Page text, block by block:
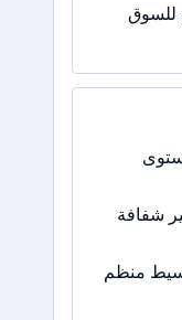
للسوق
شفافة
منظم